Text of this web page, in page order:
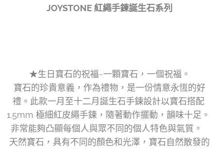
JOYSTONE 紅繩手鍊誕生石系列
★生日寶石的祝福~一顆寶石，一個祝福。
寶石的珍貴意義，作為禮物，是一份情意永恆的好
禮。此款一月至十二月誕生石手鍊設計以寶石搭配
1.5mm 極細紅皮繩手鍊，隨著動作擺動，韻味十足。
非常能夠凸顯每個人與眾不同的個人特色與氣質。
天然寶石，具有不同的顏色和光澤，寶石自然散發的